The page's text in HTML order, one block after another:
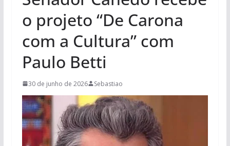
o projeto “De Carona
com a Cultura” com
Paulo Betti
30 de junho de 2026 Sebastiao